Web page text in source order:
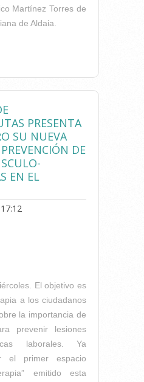
Martínez Torres de
de Aldaia.
INICIA
DE
LESIONES DE
EN ESCOLARES
PRESENTA
SU NUEVA
DE
EN EL
El objetivo es
a los ciudadanos
la importancia de
prevenir lesiones
laborales. Ya
el primer espacio
emitido esta